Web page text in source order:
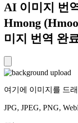
AI 이미지 번
Hmong
미지 번역 완
여기에 이미지를 드
JPG, JPEG, PNG,